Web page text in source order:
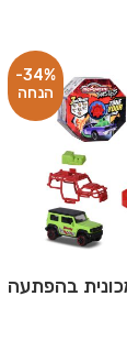
-34%